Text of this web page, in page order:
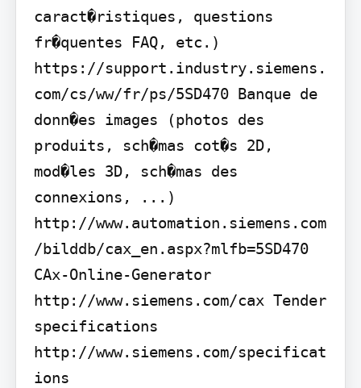
caract�ristiques, questions
fr�quentes FAQ, etc.)
https://support.industry.siemens.
com/cs/ww/fr/ps/5SD470 Banque de
donn�es images (photos des
produits, sch�mas cot�s 2D,
mod�les 3D, sch�mas des
connexions, ...)
http://www.automation.siemens.com
/bilddb/cax_en.aspx?mlfb=5SD470
CAx-Online-Generator
http://www.siemens.com/cax Tender
specifications
http://www.siemens.com/specificat
ions